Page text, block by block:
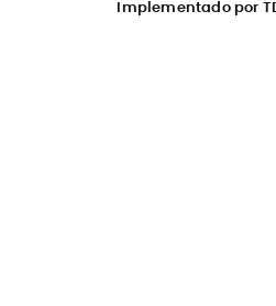
Implementado por